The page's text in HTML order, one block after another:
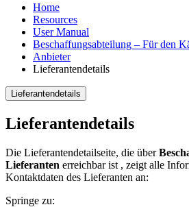
Home
Resources
User Manual
Beschaffungsabteilung – Für den
Anbieter
Lieferantendetails
Lieferantendetails
Lieferantendetails
Die Lieferantendetailseite, die über
Lieferanten erreichbar ist , zeigt alle
Kontaktdaten des Lieferanten an:
Springe zu: